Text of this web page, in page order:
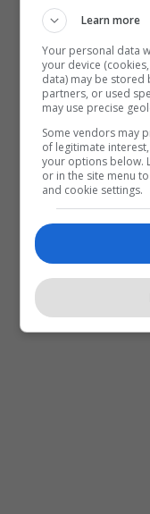
Learn more
Your personal data
your device
data) may be stored
partners, or used
may use precise
Some vendors may
of legitimate
your options below.
or in the site menu
and cookie settings.